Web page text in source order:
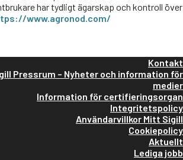
har tydligt ägarskap och kontroll över
www.agronod.com/
Kontakt
Pressrum – Nyheter och information för
medier
Information för certifieringsorgan
Integritetspolicy
Användarvillkor Mitt Sigill
Cookiepolicy
Aktuellt
Lediga jobb